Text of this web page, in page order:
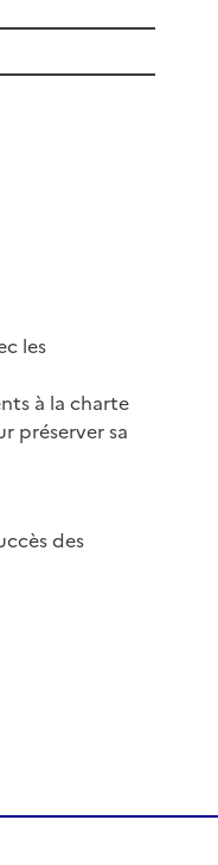
les
à la charte
préserver sa
des